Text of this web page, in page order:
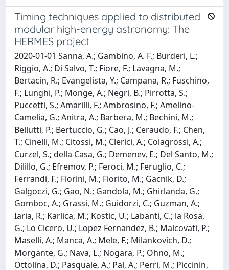
Timing techniques applied to distributed
modular high-energy astronomy: The
HERMES project
2020-01-01 Sanna, A.; Gambino, A. F.; Burderi, L.;
Riggio, A.; Di Salvo, T.; Fiore, F.; Lavagna, M.;
Bertacin, R.; Evangelista, Y.; Campana, R.; Fuschino,
F.; Lunghi, P.; Monge, A.; Negri, B.; Pirrotta, S.;
Puccetti, S.; Amarilli, F.; Ambrosino, F.; Amelino-
Camelia, G.; Anitra, A.; Barbera, M.; Bechini, M.;
Bellutti, P.; Bertuccio, G.; Cao, J.; Ceraudo, F.; Chen,
T.; Cinelli, M.; Citossi, M.; Clerici, A.; Colagrossi, A.;
Curzel, S.; della Casa, G.; Demenev, E.; Del Santo, M.;
Dilillo, G.; Efremov, P.; Feroci, M.; Feruglio, C.;
Ferrandi, F.; Fiorini, M.; Fiorito, M.; Gacnik, D.;
Galgoczi, G.; Gao, N.; Gandola, M.; Ghirlanda, G.;
Gomboc, A.; Grassi, M.; Guidorzi, C.; Guzman, A.;
Iaria, R.; Karlica, M.; Kostic, U.; Labanti, C.; la Rosa,
G.; Lo Cicero, U.; Lopez Fernandez, B.; Malcovati, P.;
Maselli, A.; Manca, A.; Mele, F.; Milankovich, D.;
Morgante, G.; Nava, L.; Nogara, P.; Ohno, M.;
Ottolina, D.; Pasquale, A.; Pal, A.; Perri, M.; Piccinin,